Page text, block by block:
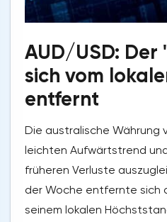
AUD/USD: Der
sich vom
entfernt
Die australische Währung
leichten Aufwärtstrend
früheren Verluste
der Woche entfernte sich
seinem lokalen